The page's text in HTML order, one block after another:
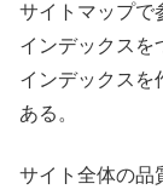
サイトマップで
インデックスを
インデックスを
ある。
サイト全体の品